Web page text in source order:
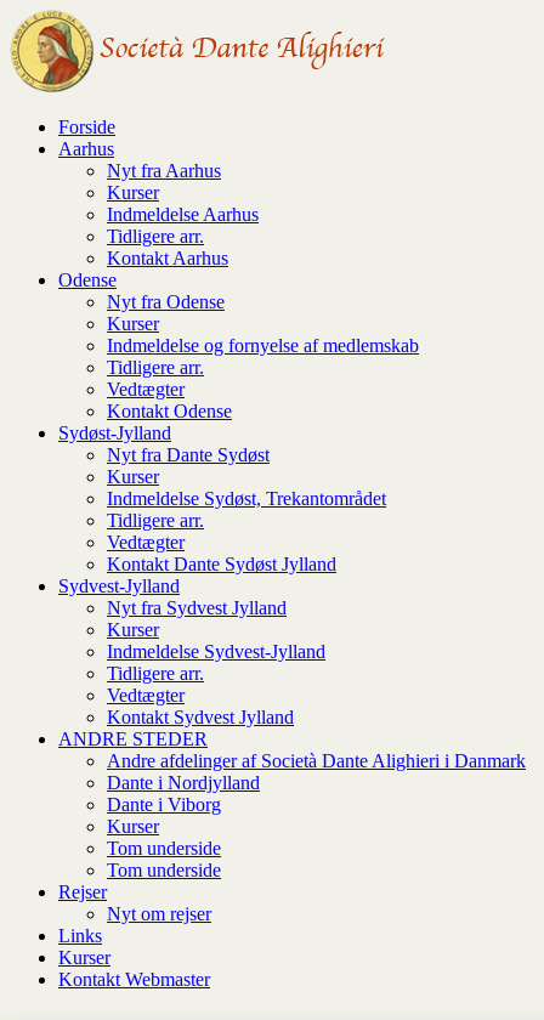
Hop
til
hovedindhold
Forside
Aarhus
Nyt fra Aarhus
Kurser
Indmeldelse Aarhus
Tidligere arr.
Kontakt Aarhus
Odense
Nyt fra Odense
Kurser
Indmeldelse og fornyelse af medlemskab
Tidligere arr.
Vedtægter
Kontakt Odense
Sydøst-Jylland
Nyt fra Dante Sydøst
Kurser
Indmeldelse Sydøst, Trekantområdet
Tidligere arr.
Vedtægter
Kontakt Dante Sydøst Jylland
Sydvest-Jylland
Nyt fra Sydvest Jylland
Kurser
Indmeldelse Sydvest-Jylland
Tidligere arr.
Vedtægter
Kontakt Sydvest Jylland
ANDRE STEDER
Andre afdelinger af Società Dante Alighieri i Danmark
Dante i Nordjylland
Dante i Viborg
Kurser
Tom underside
Tom underside
Rejser
Nyt om rejser
Links
Kurser
Kontakt Webmaster